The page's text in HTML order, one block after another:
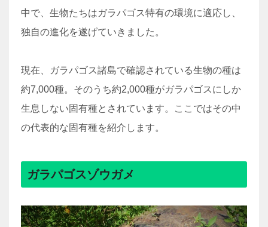
中で、生物たちはガラパゴス特有の環境に適応し、
独自の進化を遂げていきました。
現在、ガラパゴス諸島で確認されている生物の種は
約7,000種。そのうち約2,000種がガラパゴスにしか
生息しない固有種とされています。ここではその中
の代表的な固有種を紹介します。
ガラパゴスゾウガメ